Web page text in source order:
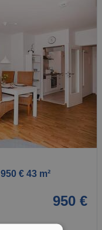
€ 43 m²
950 €